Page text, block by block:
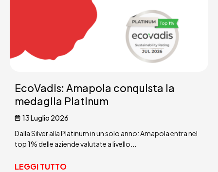
EcoVadis: Amapola conquista la
medaglia Platinum
13 Luglio 2026
Dalla Silver alla Platinum in un solo anno: Amapola entra nel
top 1% delle aziende valutate a livello...
LEGGI TUTTO